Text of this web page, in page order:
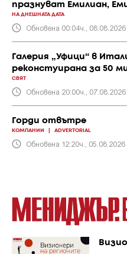
празнуват Емилиан,
НА ДНЕШНАТА ДАТА
Обновена 00:04ч., 08.08.2026
Галерия „Уфици“ в
реконстуирана за 50
СВЯТ
Обновена 20:00ч., 07.08.2026
Горди отвътре
КОМПАНИИ ADVERTORIAL
Обновена 12:20ч., 05.08.2026